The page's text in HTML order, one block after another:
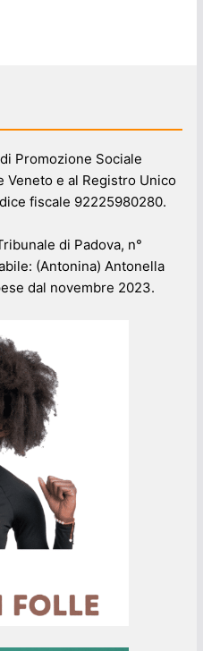
Promozione Sociale
Veneto e al Registro Unico
fiscale 92225980280.
di Padova, n°
(Antonina) Antonella
dal novembre 2023.